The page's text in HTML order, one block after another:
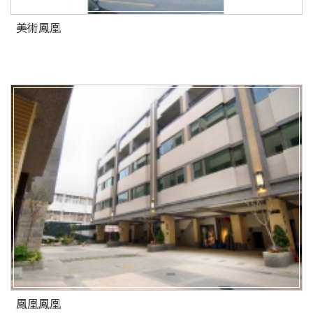
美術鳳凰
鳳凰鳳凰